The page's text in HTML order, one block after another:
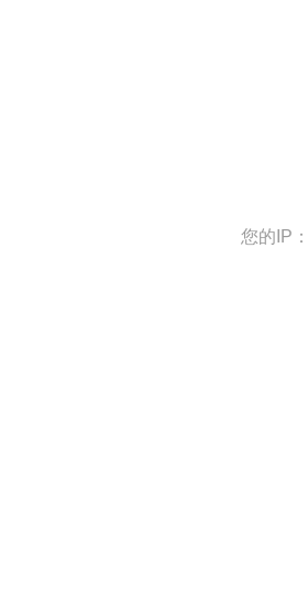
您的IP